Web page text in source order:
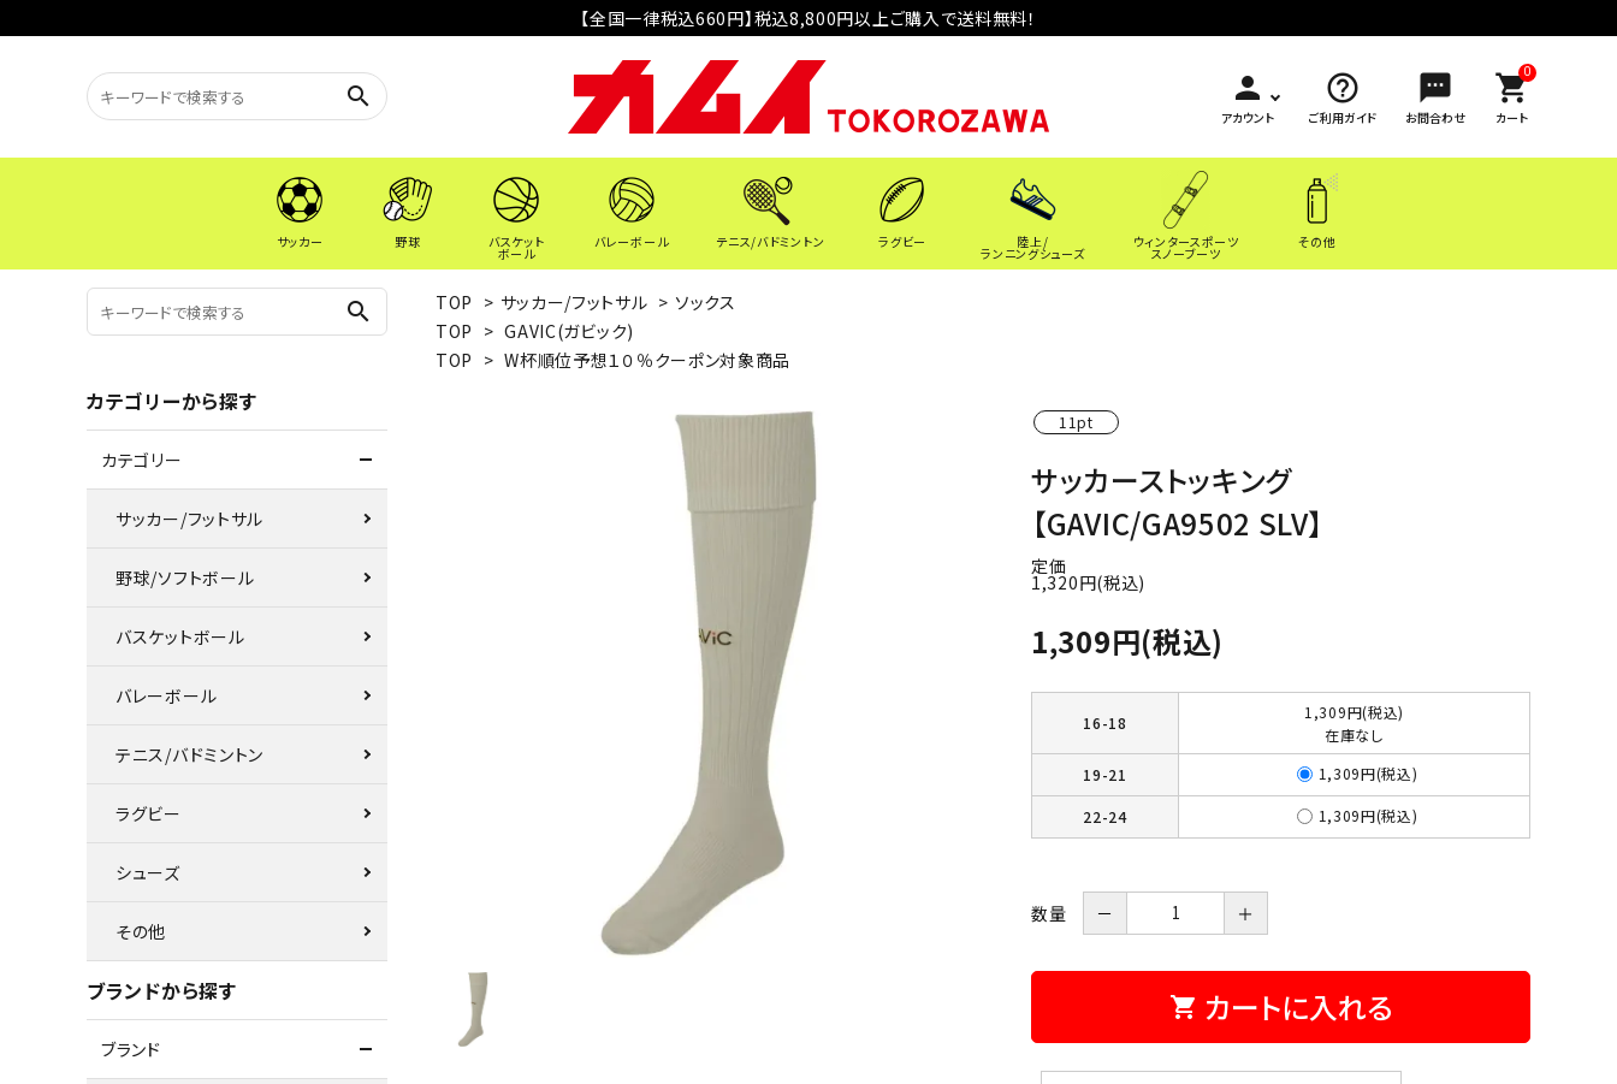
【全国一律税込660円】税込8,800円以上ご購入で送料無料！
search person
アカウント
help_outline
ご利用ガイド
sms
お問合わせ
0
shopping_cart
カート
サッカー 野球 バスケット
ボール
バレーボール テニス/バドミントン ラグビー 陸上/
ランニングシューズ
ウィンタースポーツ
スノーブーツ
その他
TOP > サッカー/フットサル > ソックス
TOP > GAVIC(ガビック)
TOP > W杯順位予想１０％クーポン対象商品
11pt
サッカーストッキング
【GAVIC/GA9502 SLV】
定価
1,320円(税込)
1,309円(税込)
16-18
1,309円(税込)
在庫なし
19-21
1,309円(税込)
22-24 1,309円(税込)
数量 － ＋
shopping_cart カートに入れる
search
カテゴリーから探す
カテゴリー
サッカー/フットサル
野球/ソフトボール
バスケットボール
バレーボール
テニス/バドミントン
ラグビー
シューズ
その他
ブランドから探す
ブランド